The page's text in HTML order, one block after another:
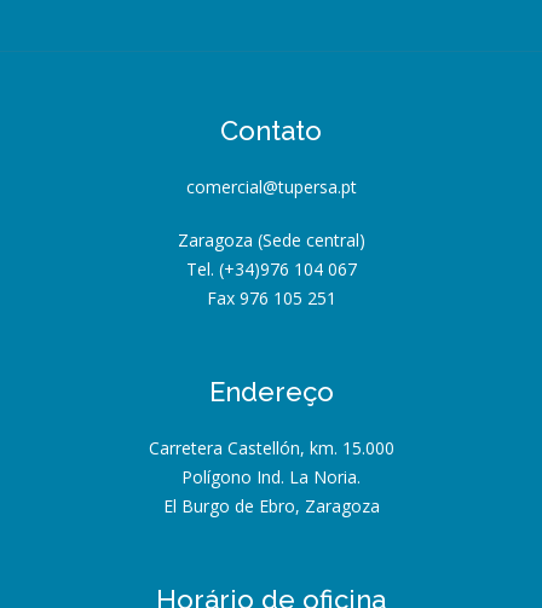
Contato
comercial@tupersa.pt
Zaragoza (Sede central)
Tel. (+34)976 104 067
Fax 976 105 251
Endereço
Carretera Castellón, km. 15.000
Polígono Ind. La Noria.
El Burgo de Ebro, Zaragoza
Horário de oficina